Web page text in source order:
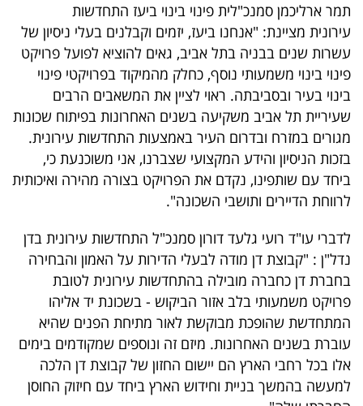
פרסמו
באייס
עקבו
אחרינו:
תמר ארליכמן סמנכ"לית פינוי בינוי ביעז התחדשות
עירונית מציינת: "אנחנו ביעז, יזמים וקבלנים בעלי ניסיון של
עשרות שנים בבניה בתל אביב, גאים להוציא לפועל פרויקט
פינוי בינוי משמעותי נוסף, כחלק מהמיקוד בפרויקטי פינוי
בינוי בעיר ובסביבתה. ראוי לציין את המשאבים הרבים
שעיריית תל אביב משקיעה בשנים האחרונות בפיתוח שכונות
מגורים במזרח ובדרום העיר באמצעות התחדשות עירונית.
בזכות הניסיון והידע המקצועי שצברנו, אני משוכנעת כי,
ביחד עם שותפינו, נקדם את הפרויקט בצורה מהירה ואיכותית
לרווחת הדיירים ותושבי השכונה".
לדברי עו"ד רועי גלעד דורון סמנכ"ל התחדשות עירונית בדן
נדל"ן : "קבוצת דן מודה לבעלי הדירות על האמון והבחירה
בחברת דן כחברה מובילה בהתחדשות עירונית לטובת
פרויקט משמעותי בלב אזור הביקוש - בשכונת יד אליהו
המתחדשת שהופכת מבוקשת לאור מתיחת הפנים שהיא
עוברת בשנים האחרונות. מיזם זה ונוספים שמקודמים בימים
אלו בכל רחבי הארץ הם יישום החזון של קבוצת דן הלכה
למעשה בהמשך בניית וחידוש הארץ ביחד עם חיזוק החוסן